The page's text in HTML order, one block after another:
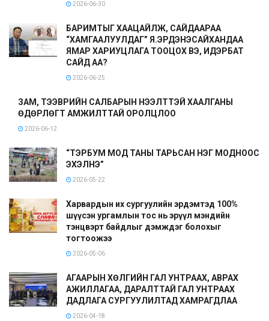
2026-06-30
БАРИМТЫГ ХААЦАЙЛЖ, САЙДААРАА
“ХАМГААЛУУЛДАГ” Я.ЭРДЭНЭСАЙХАНДАА
ЯМАР ХАРИУЦЛАГА ТООЦОХ ВЭ, ИДЭРБАТ
САЙД АА?
2026-06-25
ЗАМ, ТЭЭВРИЙН САЛБАРЫН НЭЭЛТТЭЙ ХААЛГАНЫ
ӨДӨРЛӨГТ АМЖИЛТТАЙ ОРОЛЦЛОО
2026-06-12
“ТЭРБУМ МОД ТАНЫ ТАРЬСАН НЭГ МОДНООС
ЭХЭЛНЭ”
2026-05-22
Харвардын их сургуулийн эрдэмтэд 100%
шүүсэн ургамлын тос нь эрүүл мэндийн
тэнцвэрт байдлыг дэмждэг болохыг
тогтоожээ
2026-05-06
АГААРЫН ХӨЛГИЙН ГАЛ УНТРААХ, АВРАХ
АЖИЛЛАГАА, ДАРАЛТТАЙ ГАЛ УНТРААХ
ДАДЛАГА СУРГУУЛИЛТАД ХАМРАГДЛАА
2026-04-18